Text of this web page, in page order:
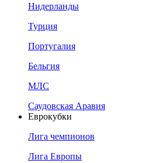
Нидерланды
Турция
Португалия
Бельгия
МЛС
Саудовская Аравия
Еврокубки
Лига чемпионов
Лига Европы